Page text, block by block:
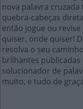
nova palavra cruzada
quebra-cabeças
então jogue ou
quiser, onde quiser!
resolva o seu
brilhantes
solucionador de
muito, e tudo de